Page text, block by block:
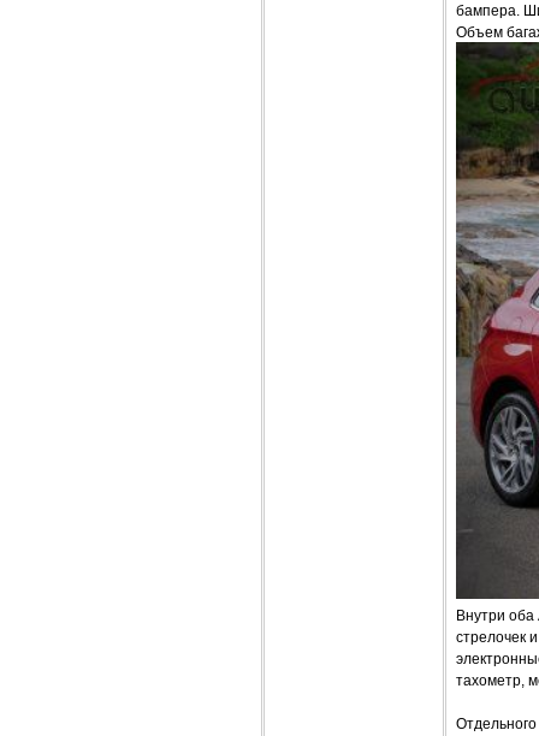
бампера.
Объем
Внутри оба
стрелочек
тахометр,